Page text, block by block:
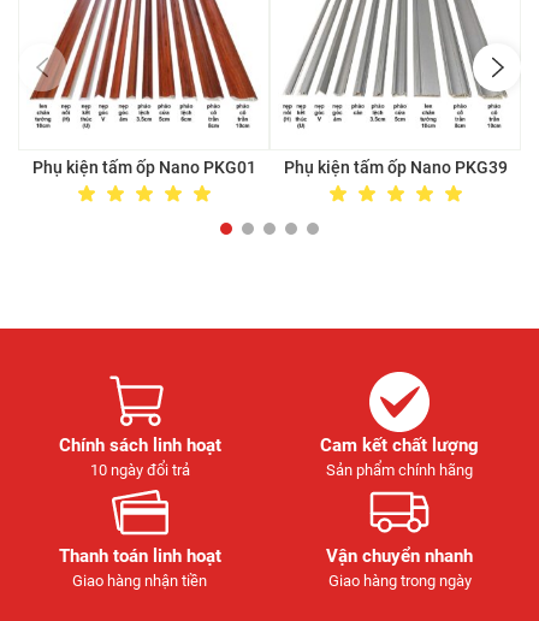
Phụ kiện tấm ốp Nano PKG01 Phụ kiện tấm ốp Nano PKG39
Chính sách linh hoạt
10 ngày đổi trả
Cam kết chất lượng
Sản phẩm chính hãng
Thanh toán linh hoạt
Giao hàng nhận tiền
Vận chuyển nhanh
Giao hàng trong ngày